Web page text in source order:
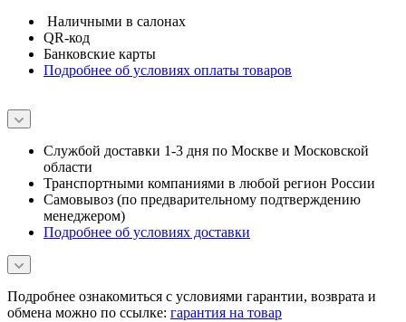
Наличными в салонах
QR-код
Банковские карты
Подробнее об условиях оплаты товаров
Службой доставки 1-3 дня по Москве и Московской
области
Транспортными компаниями в любой регион России
Самовывоз (по предварительному подтверждению
менеджером)
Подробнее об условиях доставки
Подробнее ознакомиться с условиями гарантии, возврата и
обмена можно по ссылке: гарантия на товар